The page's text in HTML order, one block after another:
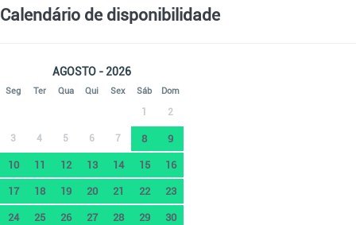
Calendário de disponibilidade
AGOSTO - 2026
Seg Ter Qua Qui Sex Sáb Dom
1 2
3 4 5 6 7 8 9
10 11 12 13 14 15 16
17 18 19 20 21 22 23
24 25 26 27 28 29 30